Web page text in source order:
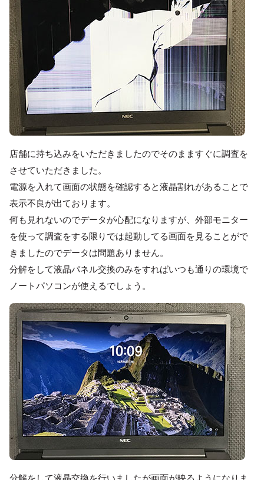
店舗に持ち込みをいただきましたのでそのまますぐに調査を
させていただきました。
電源を入れて画面の状態を確認すると液晶割れがあることで
表示不良が出ております。
何も見れないのでデータが心配になりますが、外部モニター
を使って調査をする限りでは起動してる画面を見ることがで
きましたのでデータは問題ありません。
分解をして液晶パネル交換のみをすればいつも通りの環境で
ノートパソコンが使えるでしょう。
分解をして液晶交換を行いましたが画面が映るようになりま